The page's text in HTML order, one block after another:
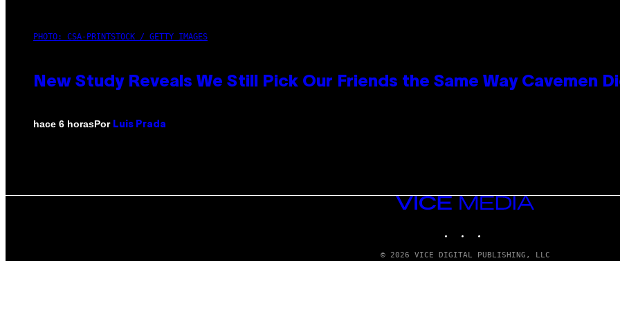
PHOTO: CSA-PRINTSTOCK / GETTY IMAGES
New Study Reveals We Still Pick Our Friends the Same Way Cavemen
hace 6 horasPor Luis Prada
VICE
MEDIA
© 2026 VICE DIGITAL PUBLISHING, LLC